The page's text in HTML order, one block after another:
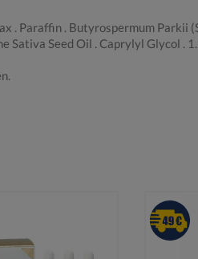
. Paraffin . Butyrospermum Parkii
Seed Oil . Caprylyl Glycol .